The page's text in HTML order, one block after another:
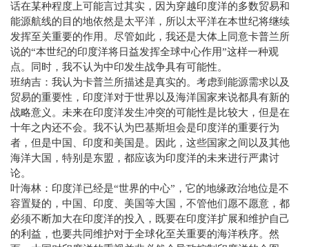
话在某种程度上可能言过其实，因为穿越印度洋的多数贸易和
能源航线的目的地依然是太平洋，所以太平洋在本世纪将继续
发挥至关重要的作用。尽管如此，我还是大体上同意卡普兰所
说的“本世纪的印度洋将日益发挥全球中心作用”这样一种观
点。同时，我不认为中印发生战争具有可能性。
班纳吉：我认为卡普兰所描述是真实的。考虑到能源需求以及
贸易的重要性，印度洋对于世界以及海洋国家来说都具有新的
战略意义。未来在印度洋发生冲突的可能性是比较大，但是在
十年之内还不会。我不认为巴基斯坦会是印度洋的重要行为
者，但是中国、印度和美国是。因此，这些国家之间以及其他
海洋大国，特别是东盟，都应该为印度洋的未来进行严肃讨
论。
叶海林：印度洋已经是“世界的中心”，它的地缘政治地位是不
容置疑的，中国、印度、美国等大国，不管他们愿不愿意，都
必须不断加大在印度洋的投入，既要在印度洋扩展和维护自己
的利益，也要共同维护对于全球化至关重要的海洋秩序。然